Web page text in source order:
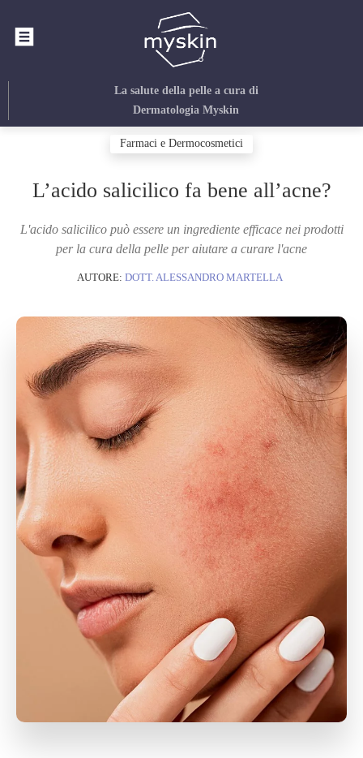
La salute della pelle a cura di
Dermatologia Myskin
Farmaci e Dermocosmetici
L’acido salicilico fa bene all’acne?
L'acido salicilico può essere un ingrediente efficace nei prodotti
per la cura della pelle per aiutare a curare l'acne
AUTORE: DOTT. ALESSANDRO MARTELLA